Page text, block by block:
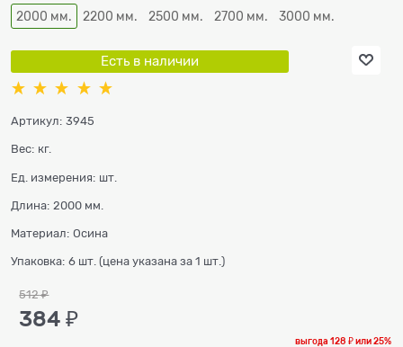
2000 мм. 2200 мм. 2500 мм. 2700 мм. 3000 мм.
Есть в наличии
Артикул: 3945
Вес: кг.
Ед. измерения: шт.
Длина: 2000 мм.
Материал: Осина
Упаковка: 6 шт. (цена указана за 1 шт.)
512 ₽
384 ₽
выгода128 ₽или25%